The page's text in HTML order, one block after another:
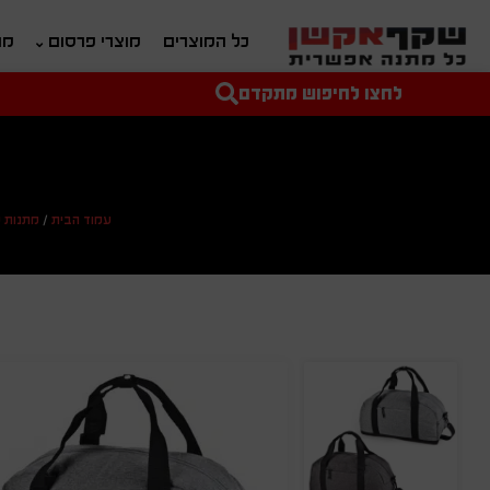
כל המוצרים מוצרי פרסום
טקסט חופשי לחיפוש מחיר מיני'לחצו לחיפוש מתקדם
עמוד הבית / מתנות